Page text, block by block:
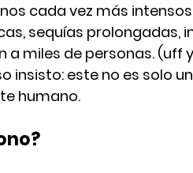
cada vez más
sequías prolongadas,
a miles de personas. (uff
insisto: este no es solo
humano.